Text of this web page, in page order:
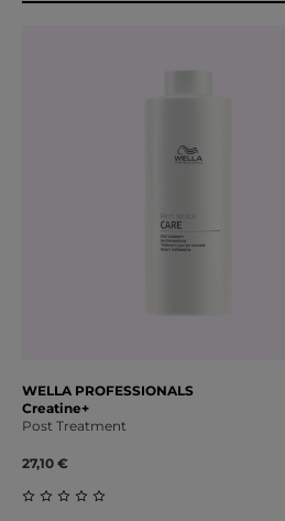
WELLA PROFESSIONALS
Creatine+
Post Treatment
27,10 €